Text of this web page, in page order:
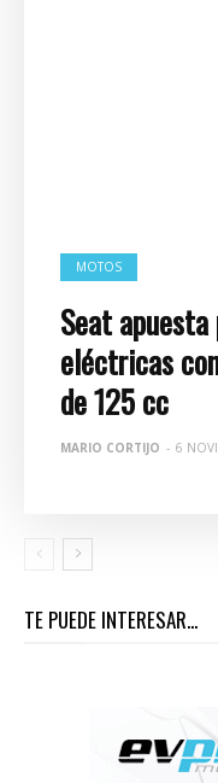
MOTOS
Seat
eléctricas
de 125 cc
MARIO CORTIJO - 6
TE PUEDE INTERESAR...